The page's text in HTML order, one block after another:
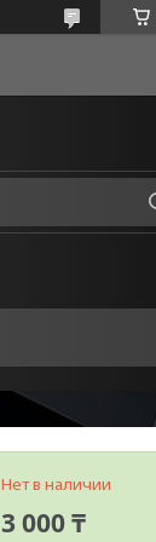
Нет в наличии
3 000 ₸